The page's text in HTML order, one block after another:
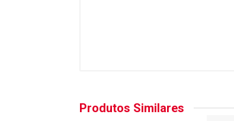
Produtos Similares